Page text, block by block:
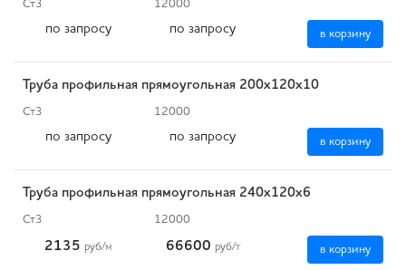
Ст3 12000
по запросу по запросу в корзину
Труба профильная прямоугольная 200х120х10
Ст3 12000
по запросу по запросу в корзину
Труба профильная прямоугольная 240х120х6
Ст3 12000
2135 руб/м 66600 руб/т в корзину